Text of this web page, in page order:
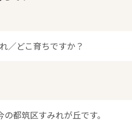
／どこ育ちですか？
都筑区すみれが丘です。